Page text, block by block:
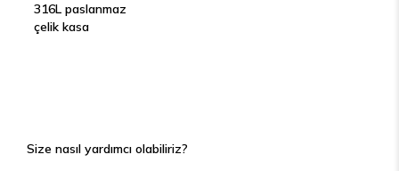
316L paslanmaz
çelik kasa
Size nasıl yardımcı olabiliriz?